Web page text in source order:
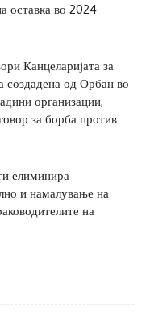
оставка во 2024
Канцеларијата за
создадена од Орбан во
организации,
за борба против
елиминира
и намалување на
на